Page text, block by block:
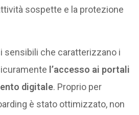
sospette e la protezione
sensibili che caratterizzano i
l’accesso ai portali
digitale. Proprio per
è stato ottimizzato, non